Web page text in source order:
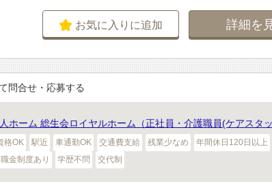
お気に入りに追加 詳細を
問合せ・応募する
ホーム 総生会ロイヤルホーム（正社員・介護職員(ケアスタ
格OK 駅近 車通勤OK 交通費支給 残業少なめ 年間休日120日以上
金制度あり 学歴不問 交代制